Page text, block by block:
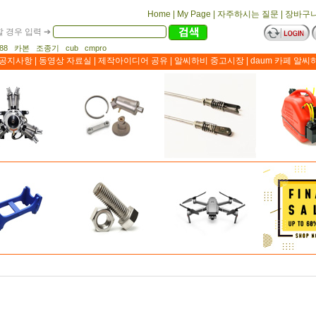
Home My Page 자주하시는 질문
장바구
경우 입력 ➔
카본 조종기 cub cmpro
공지사항 동영상 자료실 제작아이디어 공유 알씨하비 중고시장 daum 카페 알씨